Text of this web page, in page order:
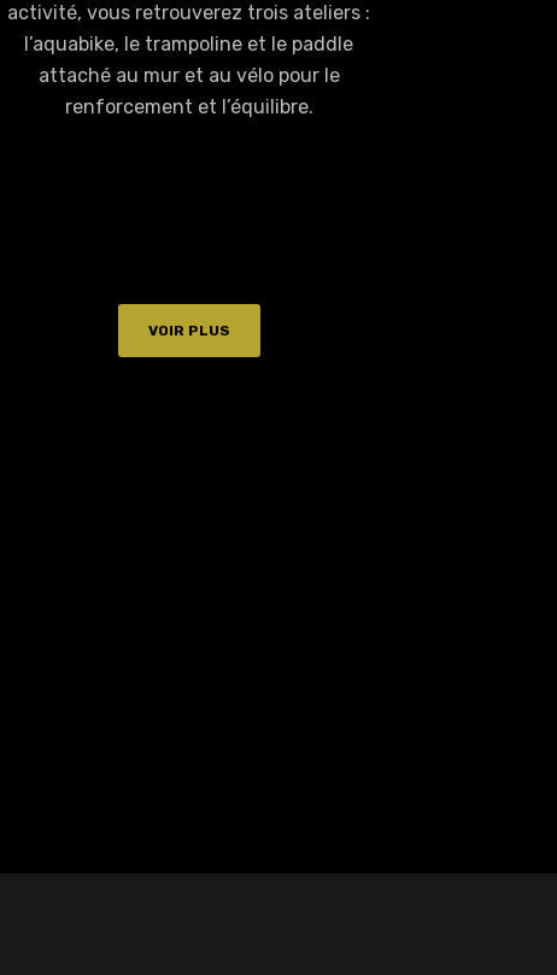
activité, vous retrouverez trois ateliers :
l’aquabike, le trampoline et le paddle
attaché au mur et au vélo pour le
renforcement et l’équilibre.
VOIR PLUS